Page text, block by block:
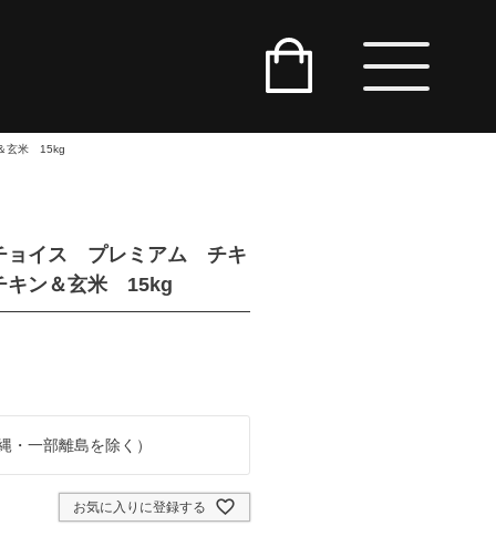
玄米 15kg
ョイス プレミアム チキ
ン＆玄米 15kg
一部離島を除く）
お気に入りに登録する